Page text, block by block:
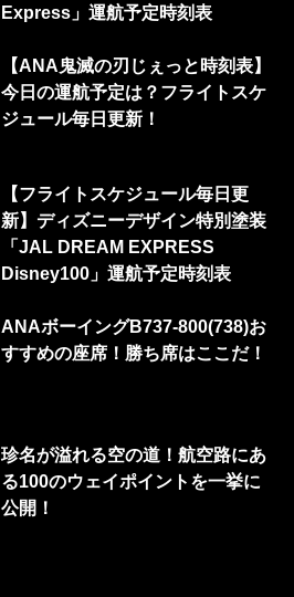
Express」運航予定時刻表
【ANA鬼滅の刃じぇっと時刻表】
今日の運航予定は？フライトスケ
ジュール毎日更新！
【フライトスケジュール毎日更
新】ディズニーデザイン特別塗装
「JAL DREAM EXPRESS
Disney100」運航予定時刻表
ANAボーイングB737-800(738)お
すすめの座席！勝ち席はここだ！
珍名が溢れる空の道！航空路にあ
る100のウェイポイントを一挙に
公開！